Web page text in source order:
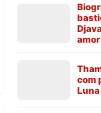
com
Luna